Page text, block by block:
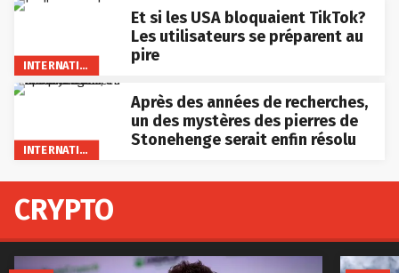
INTERNATIONAL
Et si les USA bloquaient TikTok?
Les utilisateurs se préparent au
pire
INTERNATIONAL
Après des années de recherches,
un des mystères des pierres de
Stonehenge serait enfin résolu
CRYPTO